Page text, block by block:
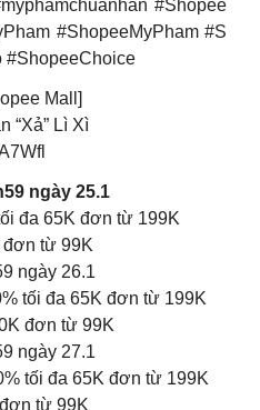
#Shopee
#ShopeeMyPham #S
#ShopeeChoice
Mall]
“Xả” Lì Xì
ngày 25.1
đa 65K đơn từ 199K
đơn từ 99K
ngày 26.1
tối đa 65K đơn từ 199K
đơn từ 99K
ngày 27.1
tối đa 65K đơn từ 199K
từ 99K